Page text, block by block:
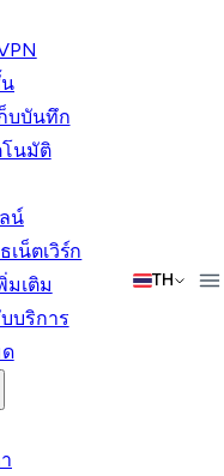
บบันทึก
โนมัติ
น์
เน็ตเวิร์ก
เติม
บริการ
TH